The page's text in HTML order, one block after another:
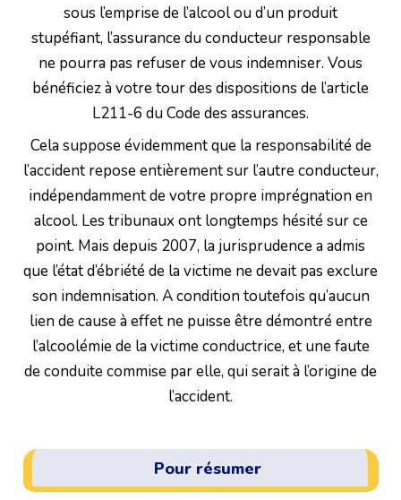
sous l’emprise de l’alcool ou d’un produit
stupéfiant, l’assurance du conducteur responsable
ne pourra pas refuser de vous indemniser. Vous
bénéficiez à votre tour des dispositions de l’article
L211-6 du Code des assurances.
Cela suppose évidemment que la responsabilité de
l’accident repose entièrement sur l’autre conducteur,
indépendamment de votre propre imprégnation en
alcool. Les tribunaux ont longtemps hésité sur ce
point. Mais depuis 2007, la jurisprudence a admis
que l’état d’ébriété de la victime ne devait pas exclure
son indemnisation. A condition toutefois qu’aucun
lien de cause à effet ne puisse être démontré entre
l’alcoolémie de la victime conductrice, et une faute
de conduite commise par elle, qui serait à l’origine de
l’accident.
Pour résumer